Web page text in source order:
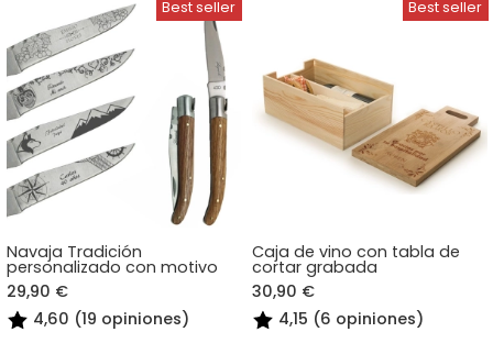
Navaja Tradición
personalizado con motivo
29,90 €
4,60 (19 opiniones)
Caja de vino con tabla de
cortar grabada
30,90 €
4,15 (6 opiniones)